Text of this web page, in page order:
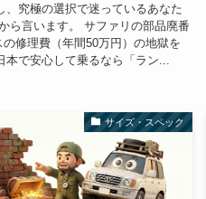
、究極の選択で迷っているあなた
ら言います。 サファリの部品廃番
の修理費（年間50万円）の地獄を
本で安心して乗るなら「ラン...
サイズ・スペック